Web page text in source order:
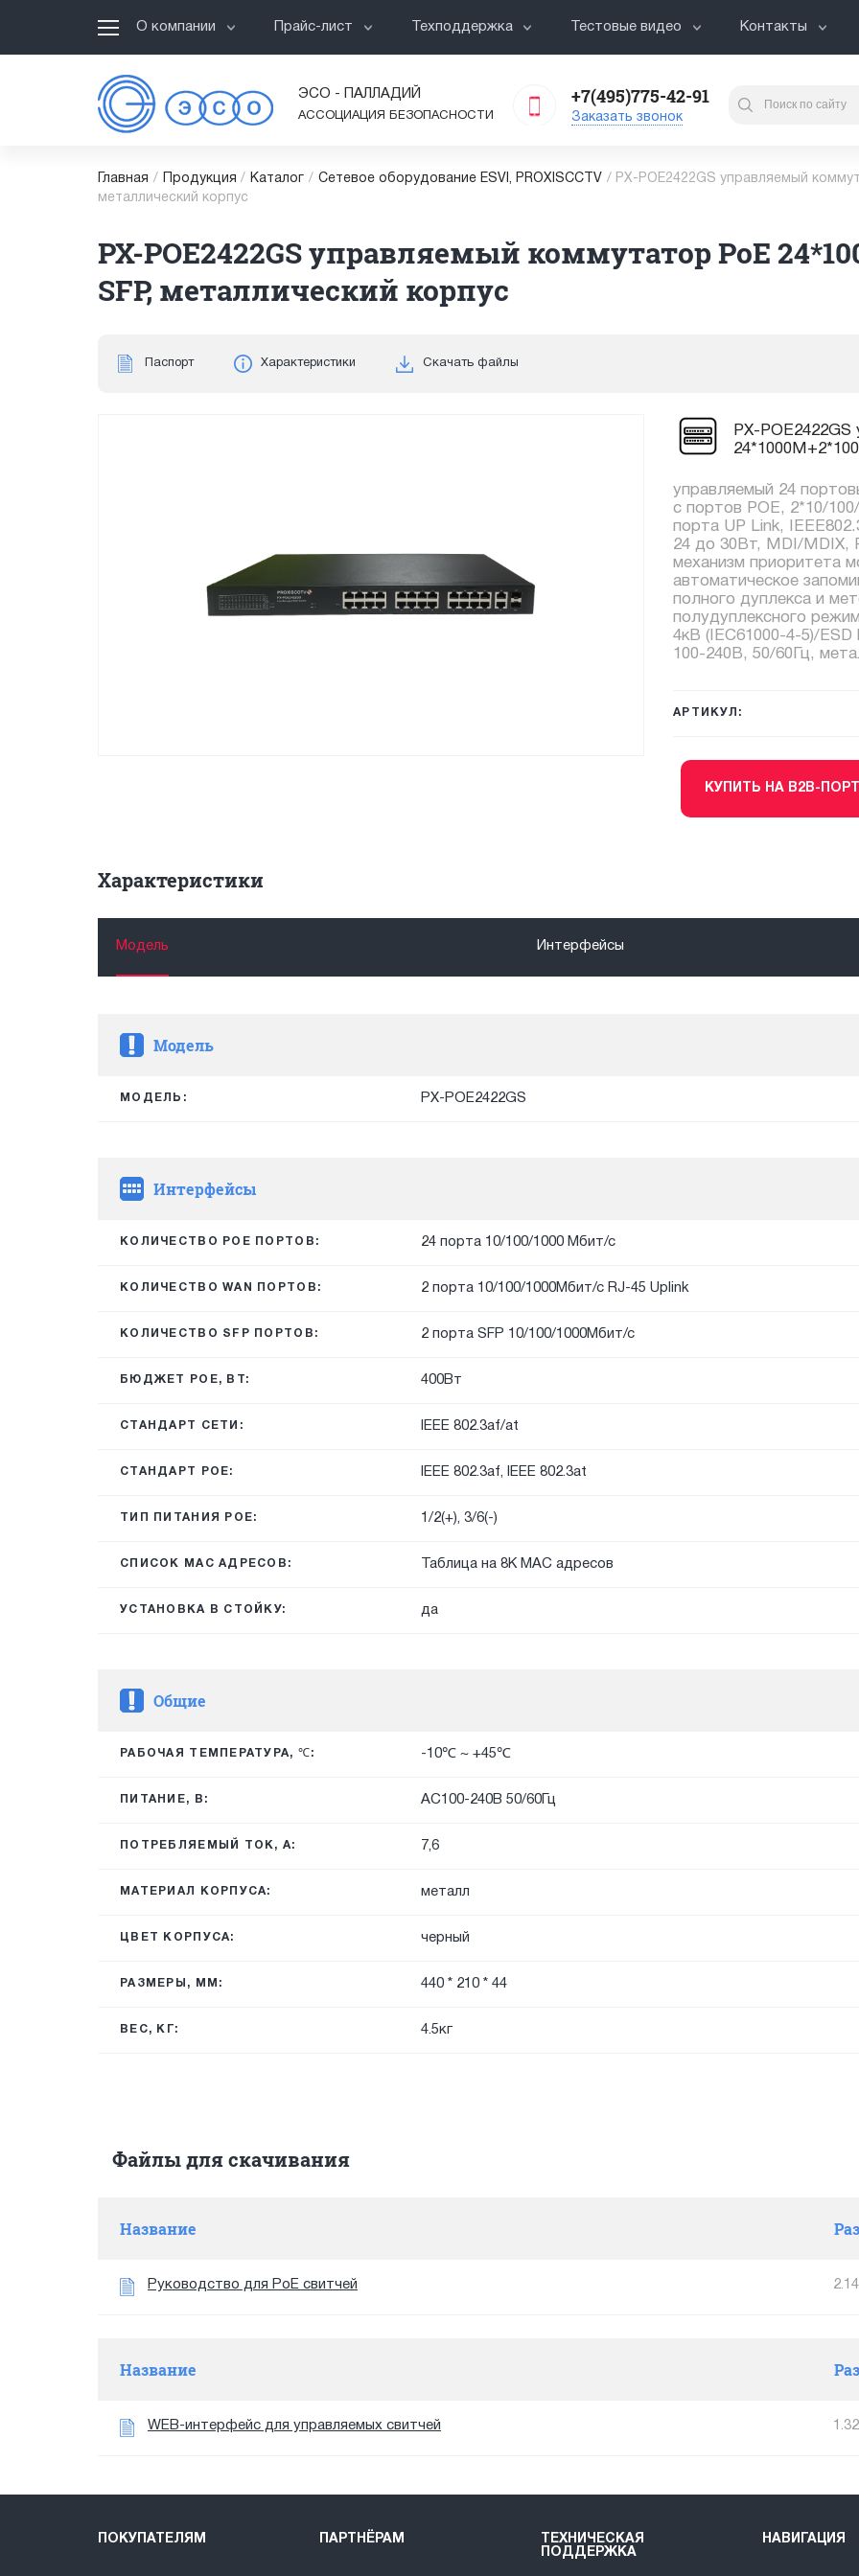
О компании Прайс-лист Техподдержка Тестовые видео Контакты
ЭСО - ПАЛЛАДИЙ
АССОЦИАЦИЯ БЕЗОПАСНОСТИ
+7(495)775-42-91
Заказать звонок
Главная / Продукция / Каталог / Сетевое оборудование ESVI, PROXISCCTV / PX-POE2422GS управляемый
металлический корпус
PX-POE2422GS управляемый коммутатор PoE
SFP, металлический корпус
Паспорт Характеристики Скачать файлы
PX-
управляемый 24
с портов POE, 2*10/
порта UP Link,
24 до 30Вт, MDI/MDIX,
механизм приоритета
автоматическое
полного дуплекса и
полудуплексного
4кВ (IEC61000-4-5)/ESD
100-240В, 50/60Гц,
АРТИКУЛ:
КУПИТЬ НА B2B-
Характеристики
Модель Интерфейсы
Модель
МОДЕЛЬ: PX-POE2422GS
Интерфейсы
КОЛИЧЕСТВО POE ПОРТОВ: 24 порта 10/100/1000 Мбит/с
КОЛИЧЕСТВО WAN ПОРТОВ: 2 порта 10/100/1000Мбит/с RJ-45 Uplink
КОЛИЧЕСТВО SFP ПОРТОВ: 2 порта SFP 10/100/1000Мбит/с
БЮДЖЕТ POE, ВТ: 400Вт
СТАНДАРТ СЕТИ: IEEE 802.3af/at
СТАНДАРТ POE: IEEE 802.3af, IEEE 802.3at
ТИП ПИТАНИЯ POE: 1/2(+), 3/6(-)
СПИСОК MAC АДРЕСОВ: Таблица на 8K MAC адресов
УСТАНОВКА В СТОЙКУ: да
Общие
РАБОЧАЯ ТЕМПЕРАТУРА, ℃: -10℃ ~ +45℃
ПИТАНИЕ, В: AC100-240В 50/60Гц
ПОТРЕБЛЯЕМЫЙ ТОК, А: 7,6
МАТЕРИАЛ КОРПУСА: металл
ЦВЕТ КОРПУСА: черный
РАЗМЕРЫ, ММ: 440 * 210 * 44
ВЕС, КГ: 4.5кг
Файлы для скачивания
Название
Руководство для PoE свитчей
Название
WEB-интерфейс для управляемых свитчей
ПОКУПАТЕЛЯМ ПАРТНЁРАМ
ТЕХНИЧЕСКАЯ
ПОДДЕРЖКА
НАВИГАЦИЯ